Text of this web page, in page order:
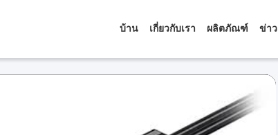
บ้าน เกี่ยวกับเรา ผลิตภัณฑ์ ข่าว